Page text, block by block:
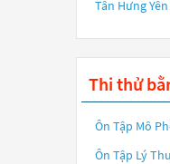
Tân Hưng
Thi thử
Ôn Tập Mô
Ôn Tập Lý